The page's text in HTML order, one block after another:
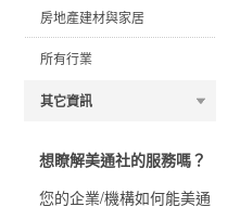
房地產建材與家居
所有行業
其它資訊
想瞭解美通社的服務嗎？
您的企業/機構如何能美通